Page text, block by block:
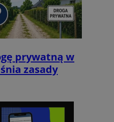
prywatną w
zasady